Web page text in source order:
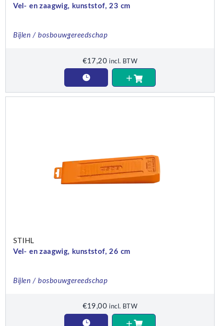
Vel- en zaagwig, kunststof, 23 cm
Bijlen / bosbouwgereedschap
€17,20 incl. BTW
STIHL
Vel- en zaagwig, kunststof, 26 cm
Bijlen / bosbouwgereedschap
€19,00 incl. BTW